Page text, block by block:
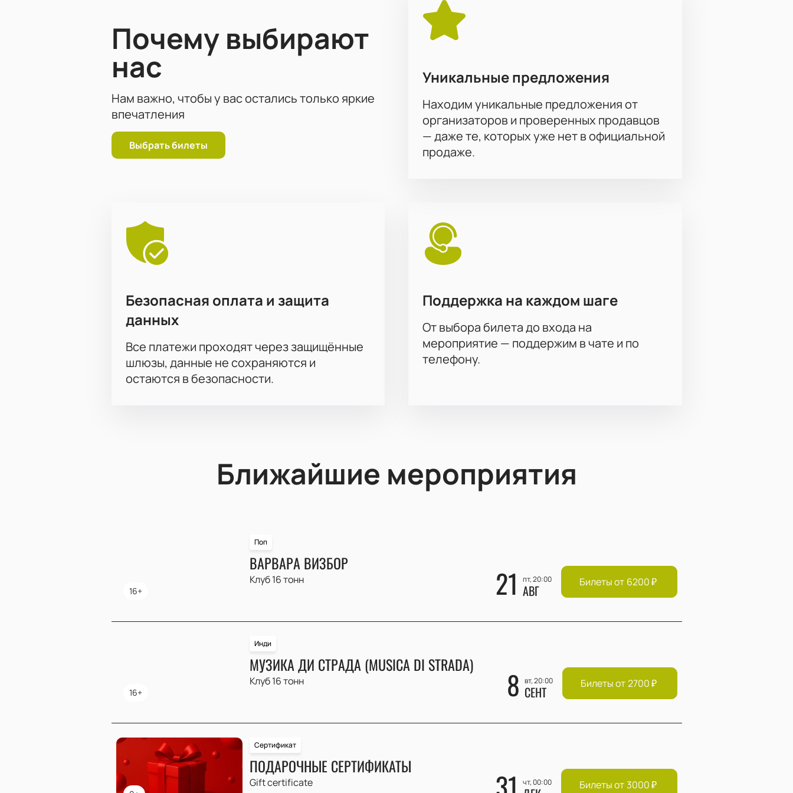
Почему выбирают
нас
Нам важно, чтобы у вас остались только яркие
впечатления
Выбрать билеты
Уникальные предложения
Находим уникальные предложения от
организаторов и проверенных продавцов
— даже те, которых уже нет в официальной
продаже.
Безопасная оплата и защита
данных
Все платежи проходят через защищённые
шлюзы, данные не сохраняются и
остаются в безопасности.
Поддержка на каждом шаге
От выбора билета до входа на
мероприятие — поддержим в чате и по
телефону.
Ближайшие мероприятия
16+
Поп
ВАРВАРА ВИЗБОР
Клуб 16 тонн 21 пт, 20:00
АВГ Билеты от 6200₽
16+
Инди
МУЗИКА ДИ СТРАДА (MUSICA DI STRADA)
Клуб 16 тонн 8 вт, 20:00
СЕНТ Билеты от 2700₽
Сертификат
ПОДАРОЧНЫЕ СЕРТИФИКАТЫ
Gift certificate чт, 00:00 Билеты от 3000₽